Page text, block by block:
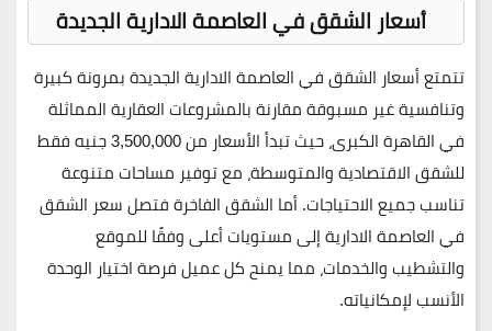
أسعار الشقق في العاصمة الادارية الجديدة
تتمتعأسعار الشقق في العاصمة الادارية الجديدةبمرونة كبيرة
وتنافسية غير مسبوقة مقارنة بالمشروعات العقارية المماثلة
في القاهرة الكبرى، حيث تبدأ الأسعار من3,500,000 جنيه
فقط
للشقق الاقتصادية والمتوسطة، مع توفير مساحات متنوعة
تناسب جميع الاحتياجات. أما الشقق الفاخرة فتصل سعر الشقق
في العاصمة الادارية إلى مستويات أعلى وفقًا للموقع
والتشطيب والخدمات، مما يمنح كل عميل فرصة اختيار الوحدة
الأنسب لإمكانياته.